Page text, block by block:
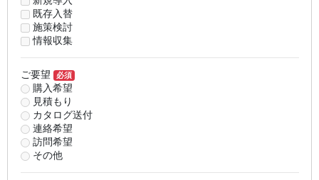
既存入替
施策検討
情報収集
ご要望 必須
購入希望
見積もり
カタログ送付
連絡希望
訪問希望
その他